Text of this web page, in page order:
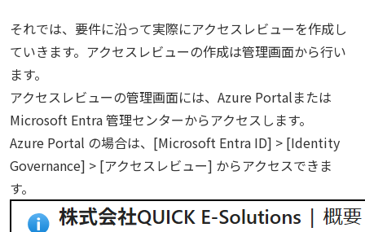
それでは、要件に沿って実際にアクセスレビューを作成し
ていきます。アクセスレビューの作成は管理画面から行い
ます。
アクセスレビューの管理画面には、Azure Portalまたは
Microsoft Entra 管理センターからアクセスします。
Azure Portal の場合は、[Microsoft Entra ID] > [Identity
Governance] > [アクセスレビュー] からアクセスできま
す。